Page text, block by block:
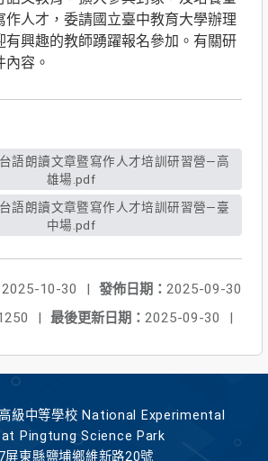
作人才，委請國立臺中教育大學辦理
有興趣的教師踴躍報名參加。有關研
容。
雄場.pdf
中場.pdf
發佈日期： 2025-09-30
2025-10-30
|
最後更新日期： 2025-09-30 |
|
級中等學校 National Experimental
Pingtung Science Park
東縣鹽埔鄉維新路20號